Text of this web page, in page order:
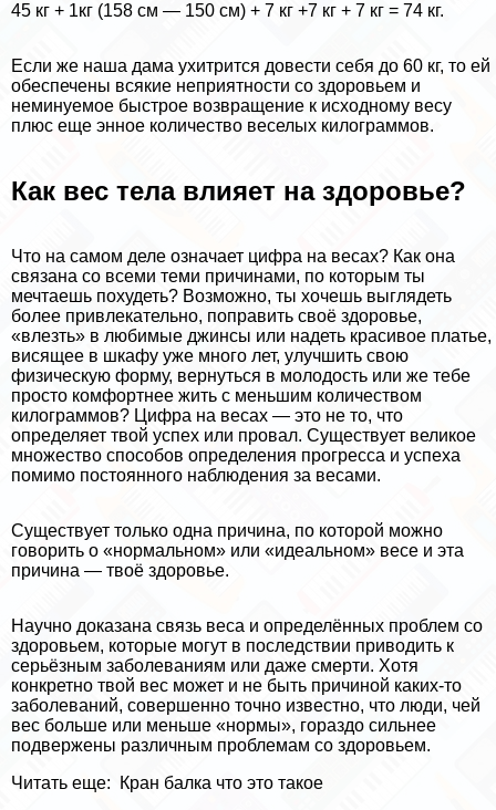
45 кг + 1кг (158 см — 150 см) + 7 кг +7 кг + 7 кг = 74 кг.
Если же наша дама ухитрится довести себя до 60 кг, то ей
обеспечены всякие неприятности со здоровьем и
неминуемое быстрое возвращение к исходному весу
плюс еще энное количество веселых килограммов.
Как вес тела влияет на здоровье?
Что на самом деле означает цифра на весах? Как она
связана со всеми теми причинами, по которым ты
мечтаешь похудеть? Возможно, ты хочешь выглядеть
более привлекательно, поправить своё здоровье,
«влезть» в любимые джинсы или надеть красивое платье,
висящее в шкафу уже много лет, улучшить свою
физическую форму, вернуться в молодость или же тебе
просто комфортнее жить с меньшим количеством
килограммов? Цифра на весах — это не то, что
определяет твой успех или провал. Существует великое
множество способов определения прогресса и успеха
помимо постоянного наблюдения за весами.
Существует только одна причина, по которой можно
говорить о «нормальном» или «идеальном» весе и эта
причина — твоё здоровье.
Научно доказана связь веса и определённых проблем со
здоровьем, которые могут в последствии приводить к
серьёзным заболеваниям или даже cмepти. Хотя
конкретно твой вес может и не быть причиной каких-то
заболеваний, совершенно точно известно, что люди, чей
вес больше или меньше «нормы», гораздо сильнее
подвержены различным проблемам со здоровьем.
Читать еще:
Кран балка что это такое